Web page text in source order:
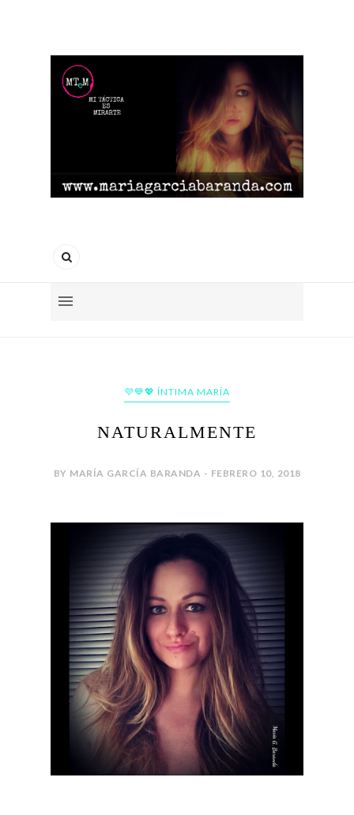
💜💙💖 ÍNTIMA MARÍA
NATURALMENTE
BY MARÍA GARCÍA BARANDA - FEBRERO 10, 2018